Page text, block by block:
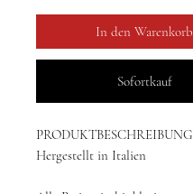
In den Warenkorb
Sofortkauf
PRODUKTBESCHREIBUNG
Hergestellt in Italien